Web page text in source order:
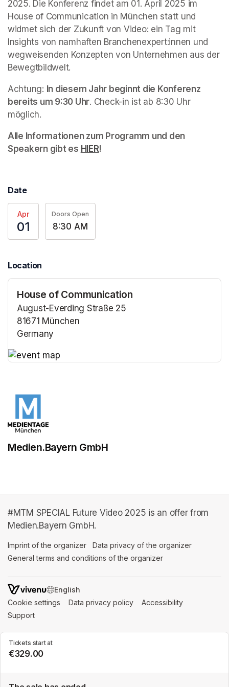
2025. Die Konferenz findet am 01. April 2025 im
House of Communication in München statt und
widmet sich der Zukunft von Video: ein Tag mit
Insights von namhaften Branchenexpert:innen und
wegweisenden Konzepten von Unternehmen aus der
Bewegtbildwelt.
Achtung: In diesem Jahr beginnt die Konferenz
bereits um 9:30 Uhr. Check-in ist ab 8:30 Uhr
möglich.
Alle Informationen zum Programm und den
Speakern gibt es HIER(opens in a new tab)
!
Date
Apr
01
Doors Open
8:30 AM
Location
House of Communication
August-Everding Straße 25
81671 München
Germany
Tickets start at
€329.00
Medien.Bayern GmbH
#MTM SPECIAL Future Video 2025 is an offer from
Medien.Bayern GmbH.
Imprint of the organizer (opens in a new tab)
Data privacy of the organizer
General terms and conditions of the organizer
SWITCH LANGUAGE
Cookie settings (opens in a new tab)
Data privacy policy (opens in a new tab)
Accessibility
Support